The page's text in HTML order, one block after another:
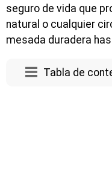
seguro de vida que
natural o cualquier
mesada duradera
Tabla de